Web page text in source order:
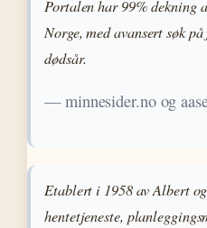
Portalen har 99% dekning
Norge, med avansert søk
dødsår.
— minnesider.no og
Etablert i 1958 av Albert
hentetjeneste,